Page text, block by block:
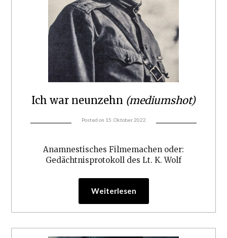
Ich war neunzehn (mediumshot)
Posted on 15. Oktober 2022
Anamnestisches Filmemachen oder:
Gedächtnisprotokoll des Lt. K. Wolf
Weiterlesen